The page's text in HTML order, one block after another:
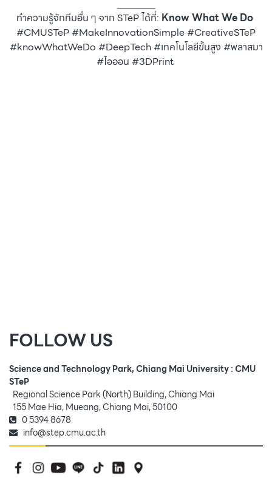
ทำความรู้จักทีมอื่น ๆ จาก STeP ได้ที่: Know What We Do
#CMUSTeP #MakeInnovationSimple #CreativeSTeP
#knowWhatWeDo #DeepTech #เทคโนโลยีขั้นสูง #พลาสมา
#ไอออน #3DPrint
FOLLOW US
Science and Technology Park, Chiang Mai University : CMU
STeP
Regional Science Park (North) Building, Chiang Mai
155 Mae Hia, Mueang, Chiang Mai, 50100
0 5394 8678
info@step.cmu.ac.th